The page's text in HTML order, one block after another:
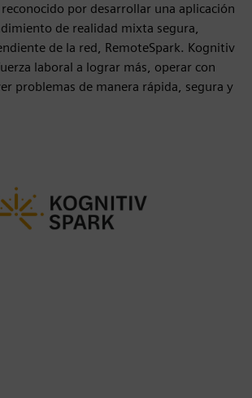
por desarrollar una aplicación
de realidad mixta segura,
de la red, RemoteSpark. Kognitiv
laboral a lograr más, operar con
problemas de manera rápida, segura y